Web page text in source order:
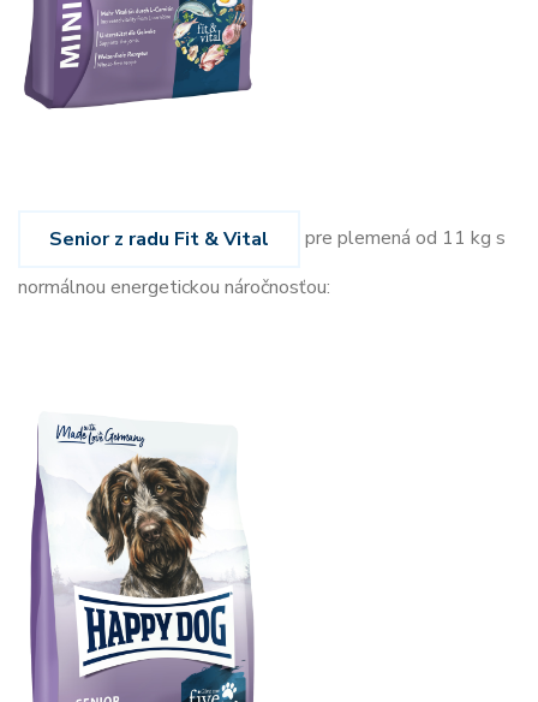
Senior z radu Fit & Vital
pre plemená od 11 kg s
normálnou energetickou náročnosťou: